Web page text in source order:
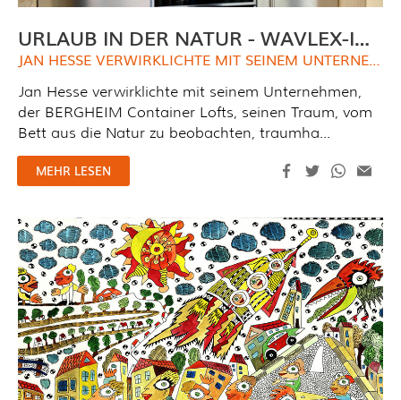
URLAUB IN DER NATUR - WAVLEX-INFRAROTHEIZPLATTEN MIT BILD.
JAN HESSE VERWIRKLICHTE MIT SEINEM UNTERNEHMEN
Jan Hesse verwirklichte mit seinem Unternehmen,
der BERGHEIM Container Lofts, seinen Traum, vom
Bett aus die Natur zu beobachten, traumha...
MEHR LESEN